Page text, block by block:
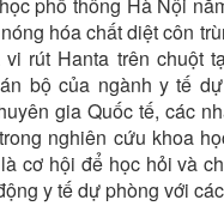
hóa chất diệt côn
rút Hanta trên chuột
bộ của ngành y tế
gia Quốc tế, các
nghiên cứu khoa
cơ hội để học hỏi và
y tế dự phòng với